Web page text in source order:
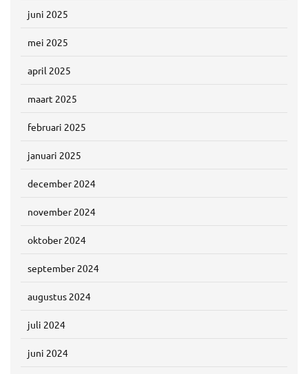
juni 2025
mei 2025
april 2025
maart 2025
februari 2025
januari 2025
december 2024
november 2024
oktober 2024
september 2024
augustus 2024
juli 2024
juni 2024